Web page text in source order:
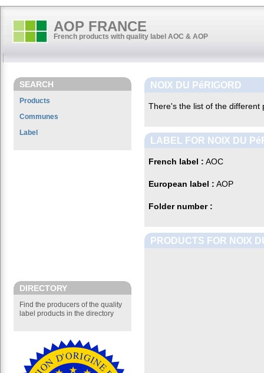
AOP FRANCE
French products with quality label AOC & AOP
SEARCH
Products
Communes
Label
DIRECTORY
Find the producers of the quality
label products in the directory
NOIX DU PéRIGORD
There's the list of the
LABEL FOR NOIX DU
French label : AOC
European label : AOP
Folder number :
PRODUCTS FOR NOIX